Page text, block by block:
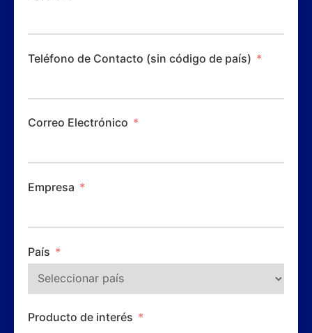
Teléfono de Contacto (sin código de país)
Correo Electrónico
Empresa
País
Producto de interés